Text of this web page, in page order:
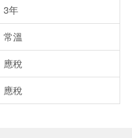
3年
常溫
應稅
應稅